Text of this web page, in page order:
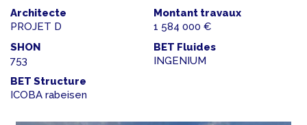
Architecte
PROJET D
Montant travaux
1 584 000 €
SHON
753
BET Fluides
INGENIUM
BET Structure
ICOBA rabeisen